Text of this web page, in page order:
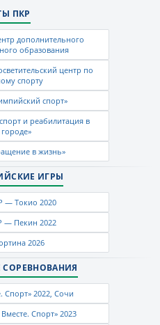
ПКР
дополнительного
образования
центр по
спорту
спорт»
и реабилитация в
в жизнь»
ИГРЫ
— Токио 2020
— Пекин 2022
2026
Спорт» 2022, Сочи
Спорт» 2023